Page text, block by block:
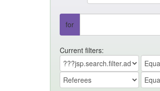
for
Current filters: